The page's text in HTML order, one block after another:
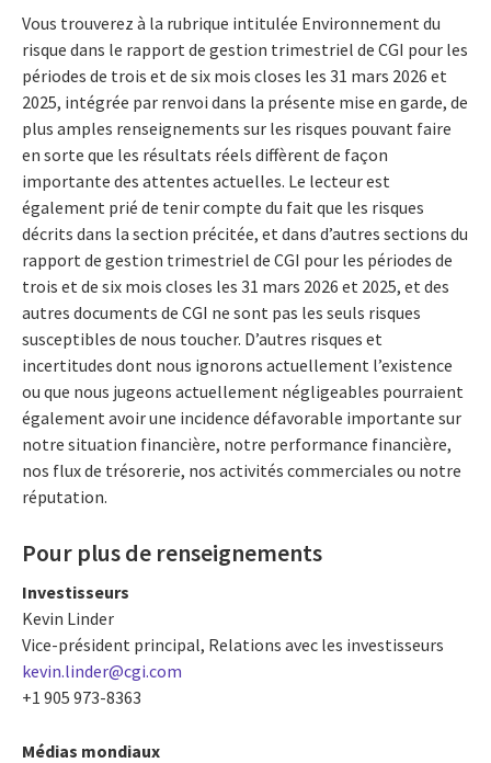
Vous trouverez à la rubrique intitulée Environnement du
risque dans le rapport de gestion trimestriel de CGI pour les
périodes de trois et de six mois closes les 31 mars 2026 et
2025, intégrée par renvoi dans la présente mise en garde, de
plus amples renseignements sur les risques pouvant faire
en sorte que les résultats réels diffèrent de façon
importante des attentes actuelles. Le lecteur est
également prié de tenir compte du fait que les risques
décrits dans la section précitée, et dans d’autres sections du
rapport de gestion trimestriel de CGI pour les périodes de
trois et de six mois closes les 31 mars 2026 et 2025, et des
autres documents de CGI ne sont pas les seuls risques
susceptibles de nous toucher. D’autres risques et
incertitudes dont nous ignorons actuellement l’existence
ou que nous jugeons actuellement négligeables pourraient
également avoir une incidence défavorable importante sur
notre situation financière, notre performance financière,
nos flux de trésorerie, nos activités commerciales ou notre
réputation.
Pour plus de renseignements
Investisseurs
Kevin Linder
Vice-président principal, Relations avec les investisseurs
kevin.linder@cgi.com
+1 905 973-8363
Médias mondiaux